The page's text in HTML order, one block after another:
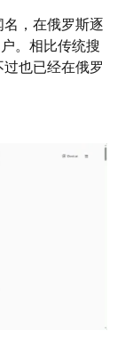
，在俄罗斯逐
。相比传统搜
也已经在俄罗